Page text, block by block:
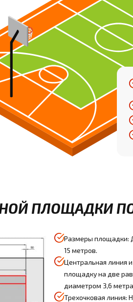
ПЛОЩАДКИ
Размеры площадки:
15 метров.
Центральная линия
площадку на две
диаметром 3,6
Трехочковая линия: